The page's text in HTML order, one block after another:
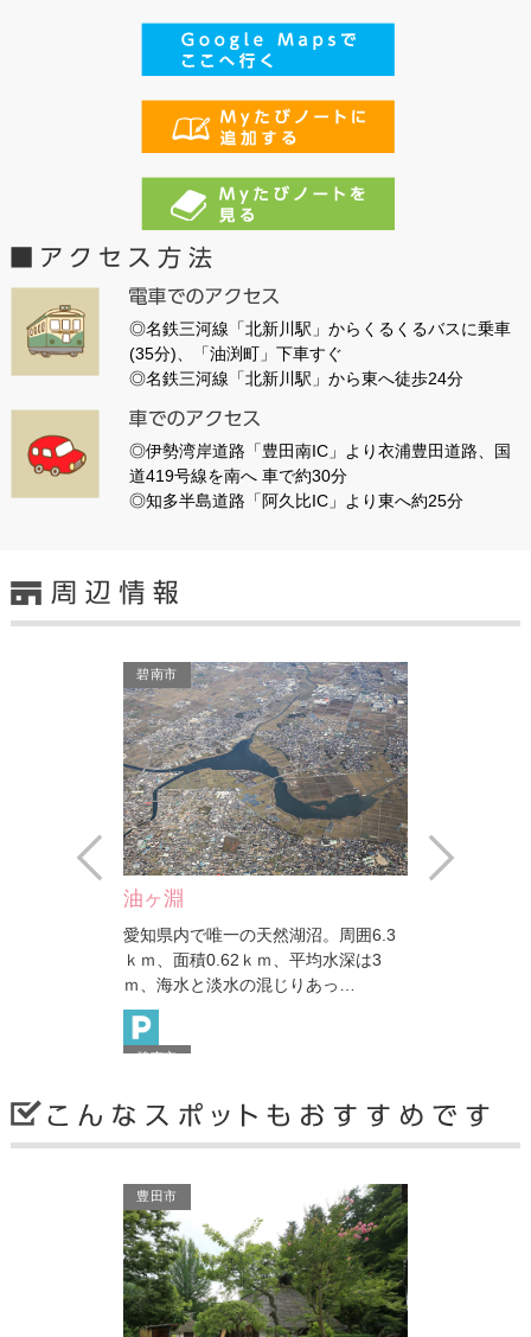
◎名鉄三河線「北新川駅」からくるくるバスに乗車
(35分)、「油渕町」下車すぐ
◎名鉄三河線「北新川駅」から東へ徒歩24分
◎伊勢湾岸道路「豊田南IC」より衣浦豊田道路、国
道419号線を南へ 車で約30分
◎知多半島道路「阿久比IC」より東へ約25分
碧南市
油ヶ渕遊園地（花しょうぶ…
愛知県最大の天然湖沼「油ヶ淵」の北
岸に位置する公園で、油ヶ渕遊園地
（花しょうぶ園）の他に、…
碧南市
哲学たいけん村無我苑
郷土の哲学者・伊藤証信にちなんで誕
Prev
豊田市